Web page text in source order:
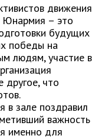
движения
Юнармия – это
будущих
победы на
людям, участие в
другое, что
в зале поздравил
важность
именно для